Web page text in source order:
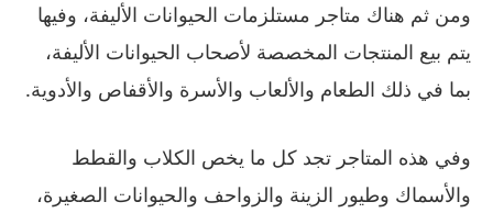
ومن ثم هناك متاجر مستلزمات الحيوانات الأليفة، وفيها
يتم بيع المنتجات المخصصة لأصحاب الحيوانات الأليفة،
بما في ذلك الطعام والألعاب والأسرة والأقفاص والأدوية.
وفي هذه المتاجر تجد كل ما يخص الكلاب والقطط
والأسماك وطيور الزينة والزواحف والحيوانات الصغيرة،